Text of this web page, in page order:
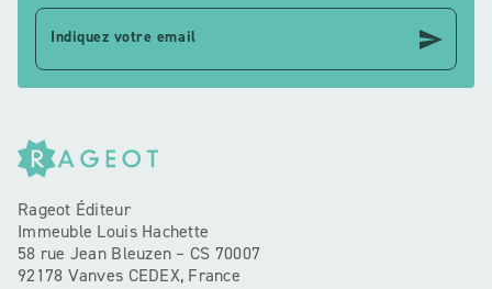
Indiquez votre email send
Rageot Éditeur
Immeuble Louis Hachette
58 rue Jean Bleuzen – CS 70007
92178 Vanves CEDEX, France